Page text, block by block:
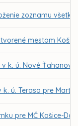
zoznamu
mestom
k. ú. Nové
k. ú. Terasa pre
pre MČ Košice-